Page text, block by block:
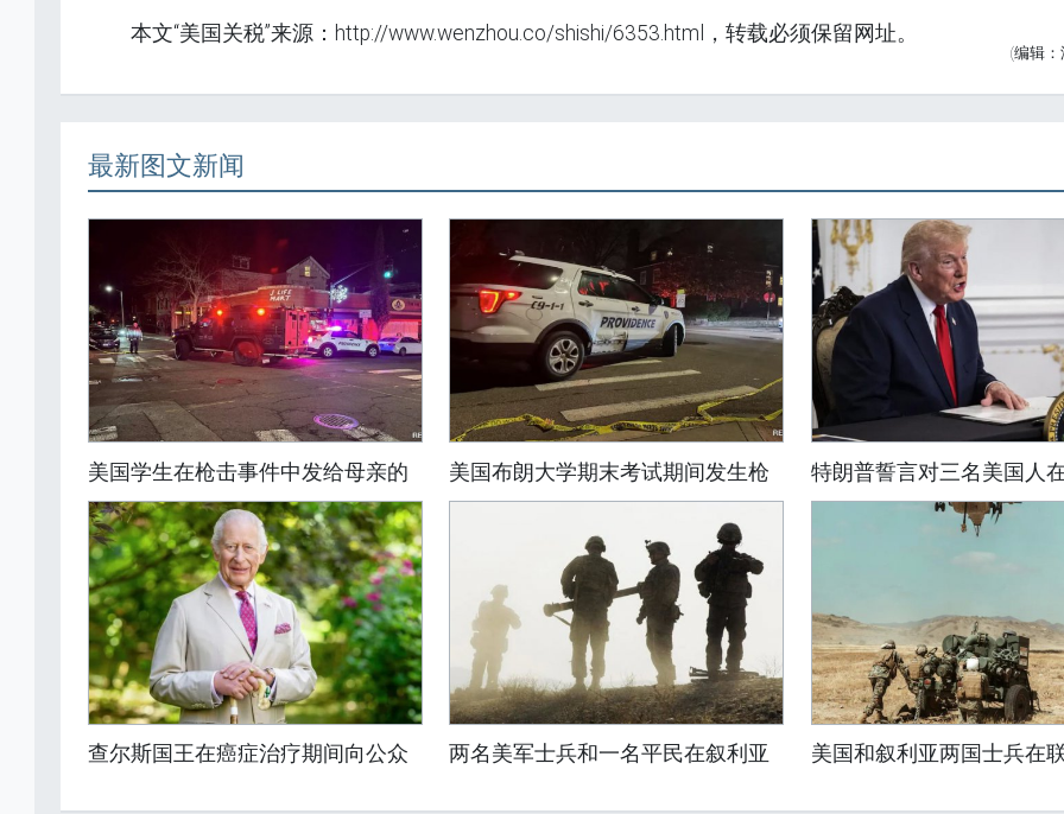
本文“美国关税”来源：http://www.wenzhou.co/shishi/6353.html，转载必须保留网址。
(编辑
最新图文新闻
美国学生在枪击事件中发给母亲的 美国布朗大学期末考试期间发生枪 特朗普誓言对三名美国人
查尔斯国王在癌症治疗期间向公众 两名美军士兵和一名平民在叙利亚 美国和叙利亚两国士兵在